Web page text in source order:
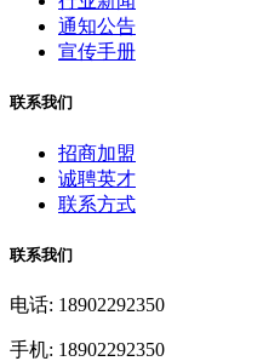
通知公告
宣传手册
联系我们
招商加盟
诚聘英才
联系方式
联系我们
电话: 18902292350
手机: 18902292350